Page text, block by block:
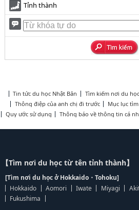
Tỉnh thành
Tin tức du học Nhật Bản Tìm kiếm nơi du học
Thông điệp của anh chị đi trước
Mục lục
Quy ước sử dụng
Thông báo về thông tin cá
【Tìm nơi du học từ tên tỉnh thành】
[Tìm nơi du học ở Hokkaido・Tohoku]
Hokkaido
Aomori Iwate Miyagi
Fukushima